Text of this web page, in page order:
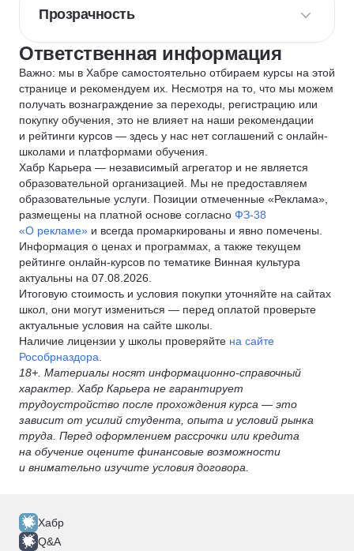
Прозрачность
Ответственная информация
Важно: мы в Хабре самостоятельно отбираем курсы на этой
странице и рекомендуем их. Несмотря на то, что мы можем
получать вознаграждение за переходы, регистрацию или
покупку обучения, это не влияет на наши рекомендации
и рейтинги курсов — здесь у нас нет соглашений с онлайн-
школами и платформами обучения.
Хабр Карьера — независимый агрегатор и не является
образовательной организацией. Мы не предоставляем
образовательные услуги. Позиции отмеченные «Реклама»,
размещены на платной основе согласно ФЗ-38
«О рекламе» и всегда промаркированы и явно помечены.
Информация о ценах и программах, а также текущем
рейтинге онлайн-курсов по тематике Винная культура
актуальны на 07.08.2026.
Итоговую стоимость и условия покупки уточняйте на сайтах
школ, они могут измениться — перед оплатой проверьте
актуальные условия на сайте школы.
Наличие лицензии у школы проверяйте на сайте
Рособрназдора
18+. Материалы носят информационно-справочный
характер. Хабр Карьера не гарантирует
трудоустройство после прохождения курса — это
зависит от усилий студента, опыта и условий рынка
труда. Перед оформлением рассрочки или кредита
на обучение оцените финансовые возможности
и внимательно изучите условия договора.
Хабр
Q&A